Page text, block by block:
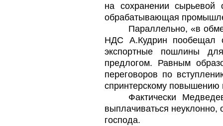
на сохранении сырьевой
обрабатывающая
Параллельно, «в
НДС А.Кудрин пообещал
экспортные пошлины
предлогом. Равным
переговоров по
спринтерскому повышению
Фактически
выплачиваться
господа.